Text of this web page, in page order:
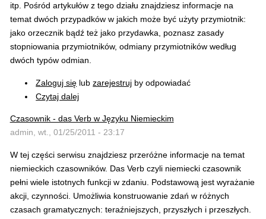
itp. Pośród artykułów z tego działu znajdziesz informacje na
temat dwóch przypadków w jakich może być użyty przymiotnik:
jako orzecznik bądź też jako przydawka, poznasz zasady
stopniowania przymiotników, odmiany przymiotników według
dwóch typów odmian.
Zaloguj się lubzarejestruj by odpowiadać
Czytaj dalej
Czasownik - das Verb w Języku Niemieckim
admin, wt., 01/25/2011 - 23:17
W tej części serwisu znajdziesz przeróżne informacje na temat
niemieckich czasowników. Das Verb czyli niemiecki czasownik
pełni wiele istotnych funkcji w zdaniu. Podstawową jest wyrażanie
akcji, czynności. Umożliwia konstruowanie zdań w różnych
czasach gramatycznych: teraźniejszych, przyszłych i przeszłych.